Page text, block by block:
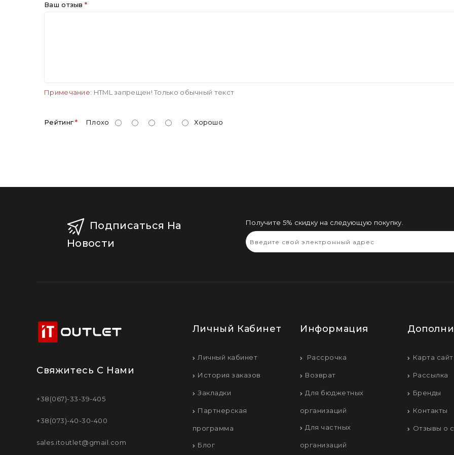
Ваш отзыв
Примечание: HTML запрещен! Только обычный текст
Рейтинг Плохо Хорошо
Подписаться На
Новости
Получите 5% скидку на следующую покупку.
Свяжитесь С Нами
+38(067)-33-39-405
+38(073)-40-30-400
sales.itoutlet@gmail.com
Личный Кабинет
Личный кабинет
История заказов
Закладки
Партнерская
программа
Блог
Информация
Рассрочка
Возврат
Для бюджетных
организаций
Для частных
организаций
Карта
Рассылка
Бренды
Контакты
Отзывы о